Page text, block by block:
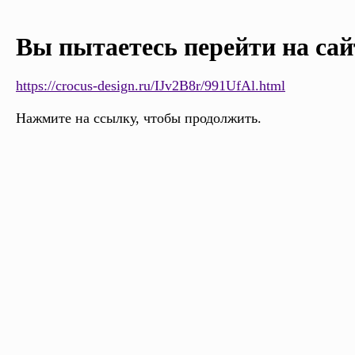
Вы пытаетесь перейти на
https://crocus-design.ru/IJv2B8r/991UfAl.html
Нажмите на ссылку, чтобы продолжить.